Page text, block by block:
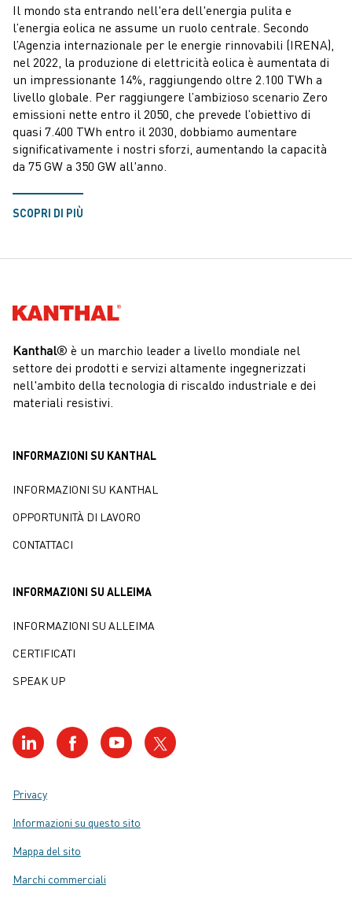
Il mondo sta entrando nell'era dell'energia pulita e
l’energia eolica ne assume un ruolo centrale. Secondo
l’Agenzia internazionale per le energie rinnovabili (IRENA),
nel 2022, la produzione di elettricità eolica è aumentata di
un impressionante 14%, raggiungendo oltre 2.100 TWh a
livello globale. Per raggiungere l’ambizioso scenario Zero
emissioni nette entro il 2050, che prevede l’obiettivo di
quasi 7.400 TWh entro il 2030, dobbiamo aumentare
significativamente i nostri sforzi, aumentando la capacità
da 75 GW a 350 GW all'anno.
SCOPRI DI PIÙ
Kanthal®
Kanthal® è un marchio leader a livello mondiale nel
settore dei prodotti e servizi altamente ingegnerizzati
nell'ambito della tecnologia di riscaldo industriale e dei
materiali resistivi.
INFORMAZIONI SU KANTHAL
INFORMAZIONI SU KANTHAL
OPPORTUNITÀ DI LAVORO
CONTATTACI
INFORMAZIONI SU ALLEIMA
INFORMAZIONI SU ALLEIMA
CERTIFICATI
SPEAK UP
Privacy
Informazioni su questo sito
Mappa del sito
Marchi commerciali